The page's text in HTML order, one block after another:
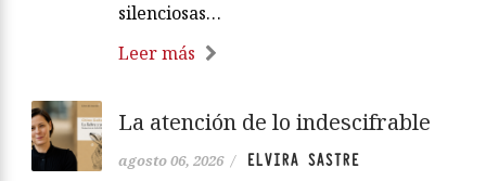
silenciosas…
Leer más
La atención de lo indescifrable
agosto 06, 2026 / ELVIRA SASTRE